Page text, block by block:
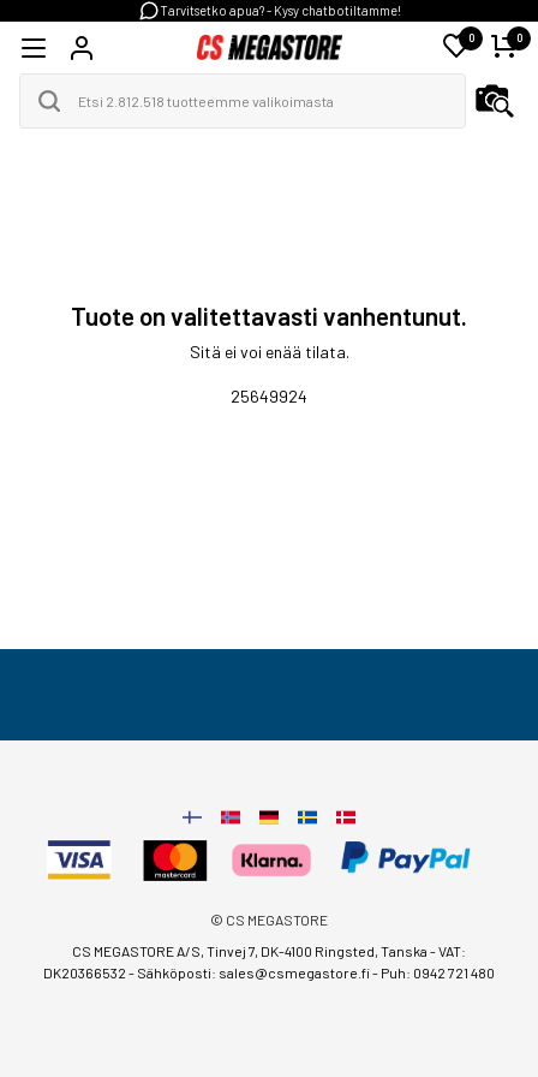
Tarvitsetko apua? - Kysy chatbotiltamme!
0 0
Tuote on valitettavasti vanhentunut.
Sitä ei voi enää tilata.
25649924
© CS MEGASTORE
CS MEGASTORE A/S, Tinvej 7, DK-4100 Ringsted, Tanska - VAT:
DK20366532 - Sähköposti: sales@csmegastore.fi- Puh: 0942 721 480